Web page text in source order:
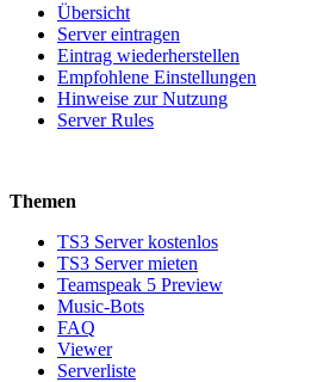
Übersicht
Server eintragen
Eintrag wiederherstellen
Empfohlene Einstellungen
Hinweise zur Nutzung
Server Rules
Themen
TS3 Server kostenlos
TS3 Server mieten
Teamspeak 5 Preview
Music-Bots
FAQ
Viewer
Serverliste